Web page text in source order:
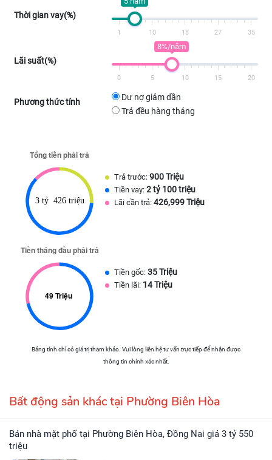
Thời gian vay(%)
1 10 18 27 35
Lãi suất(%)
8%/năm
0 5 10 15 20
Phương thức tính
Dư nợ giảm dần
Trả đều hàng tháng
Trả trước: 900 Triệu
Tiền vay: 2 tỷ 100 triệu
Lãi cần trả: 426,999 Triệu
Tiền gốc: 35 Triệu
Tiền lãi: 14 Triệu
Bảng tính chỉ có giá trị tham khảo. Vui lòng liên hệ tư vấn trực tiếp để nhận được
thông tin chính xác nhất.
Bất động sản khác tại Phường Biên Hòa
Bán nhà mặt phố tại Phường Biên Hòa, Đồng Nai giá 3 tỷ 550
triệu